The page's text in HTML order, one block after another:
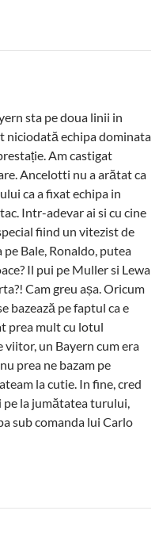
sta pe doua linii in
niciodată echipa dominata
Am castigat
Ancelotti nu a arătat ca
ca a fixat echipa in
Intr-adevar ai si cu cine
fiind un vitezist de
pe Bale, Ronaldo, putea
Il pui pe Muller si Lewa
Cam greu așa. Oricum
bazează pe faptul ca e
prea mult cu lotul
viitor, un Bayern cum era
prea ne bazam pe
la cutie. In fine, cred
pe la jumătatea turului,
sub comanda lui Carlo